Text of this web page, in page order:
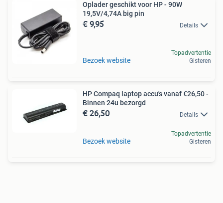
Oplader geschikt voor HP - 90W
19,5V/4,74A big pin
€ 9,95 Details
Bezoek website
Topadvertentie
Gisteren
HP Compaq laptop accu's vanaf €26,50 -
Binnen 24u bezorgd
€ 26,50 Details
Bezoek website
Topadvertentie
Gisteren